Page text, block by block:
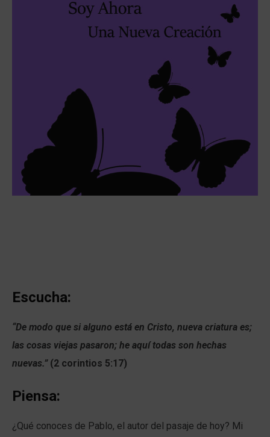
Escucha:
“De modo que si alguno está en Cristo, nueva criatura es;
las cosas viejas pasaron; he aquí todas son hechas
nuevas.”(2 corintios 5:17)
Piensa:
¿Qué conoces de Pablo, el autor del pasaje de hoy? Mi